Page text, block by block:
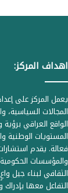
اهداف المركز:
يعمل المركز على
المجالات السياسية،
الواقع العراقي
المستويات الوطنية
فعالة. يقدم
والمؤسسات
الثقافي لبناء جيل
التفاعل معها